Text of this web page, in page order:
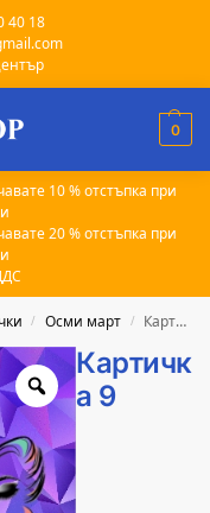
40 18
0
10 % отстъпка при
20 % отстъпка при
/ Осми март / Картичка 9
Картичк
а 9